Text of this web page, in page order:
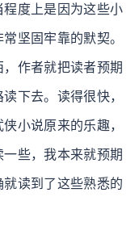
度上是因为这些小
坚固牢靠的默契。
作者就把读者预期
下去。读得很快，
小说原来的乐趣，
些，我本来就预期
读到了这些熟悉的